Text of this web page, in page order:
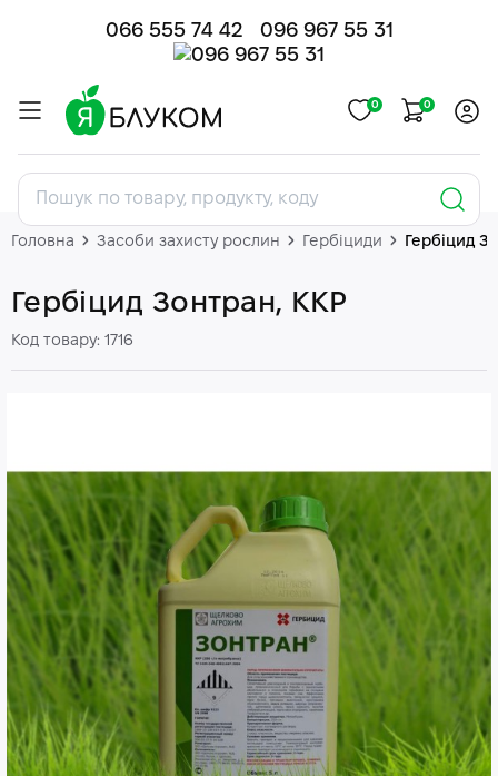
066 555 74 42 096 967 55 31
0 0
Головна Засоби захисту рослин Гербіциди Гербіцид
Гербіцид Зонтран, ККР
Код товару: 1716